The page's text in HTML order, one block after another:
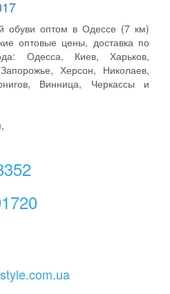
обуви оптом в Одессе (7 км)
оптовые цены, доставка по
Одесса, Киев, Харьков,
Херсон, Николаев,
Винница, Черкассы и